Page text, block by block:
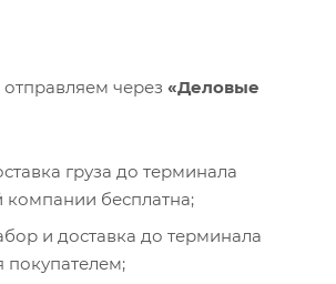
через «Деловые
груза до терминала
компании бесплатна;
и доставка до терминала
покупателем;